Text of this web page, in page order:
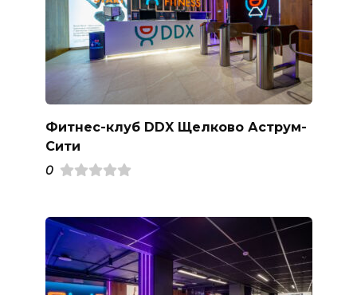
Фитнес-клуб DDX Щелково Аструм-
Сити
0